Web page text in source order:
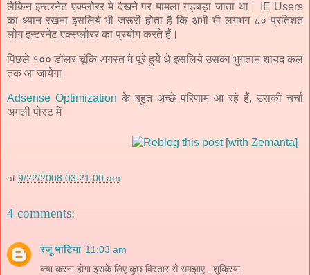
लेकिन इन्टरनेट एक्प्लोरर मे देखने पर मामला गड़बड़ा जाता था। IE Users
का ध्यान रखना इसलिये भी जरूरी होता है कि अभी भी लगभग ८० प्रतिशत
लोग इन्टरनेट एक्स्प्लोरर का प्रयोग करते हैं।
पिछले १०० डॉलर चूंकि अगस्त मे पूरे हुये थे इसलिये उसका भुगतान शायद कल
तक आ जायेगा।
Adsense Optimization के बहुत अच्छे परिणाम आ रहे हैं, उसकी चर्चा
अगली पोस्ट में।
at 9/22/2008 03:21:00 am
4 comments:
रंजू भाटिया 11:03 am
क्या करना होगा इसके लिए कुछ विस्तार से समझाए ..शुक्रिया